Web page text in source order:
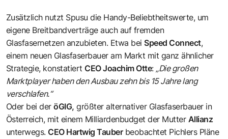
Zusätzlich nutzt Spusu die Handy-Beliebtheitswerte, um
eigene Breitbandverträge auch auf fremden
Glasfasernetzen anzubieten. Etwa beiSpeed Connect,
einem neuen Glasfaserbauer am Markt mit ganz ähnlicher
Strategie, konstatiertCEO Joachim Otte: „Die großen
Marktplayer haben den Ausbau zehn bis 15 Jahre lang
verschlafen.“
Oder bei deröGIG, größter alternativer Glasfaserbauer in
Österreich, mit einem Milliardenbudget der Mutter Allianz
unterwegs.CEO Hartwig Tauberbeobachtet Pichlers Pläne